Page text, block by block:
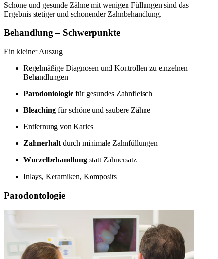
Schöne und gesunde Zähne mit wenigen Füllungen sind das
Ergebnis stetiger und schonender Zahnbehandlung.
Behandlung – Schwerpunkte
Ein kleiner Auszug
Regelmäßige Diagnosen und Kontrollen zu einzelnen
Behandlungen
Parodontologie für gesundes Zahnfleisch
Bleaching für schöne und saubere Zähne
Entfernung von Karies
Zahnerhalt durch minimale Zahnfüllungen
Wurzelbehandlung statt Zahnersatz
Inlays, Keramiken, Komposits
Parodontologie